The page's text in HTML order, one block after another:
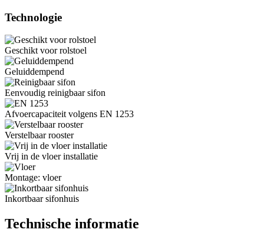
Technologie
Geschikt voor rolstoel
Geluiddempend
Eenvoudig reinigbaar sifon
Afvoercapaciteit volgens EN 1253
Verstelbaar rooster
Vrij in de vloer installatie
Montage: vloer
Inkortbaar sifonhuis
Technische informatie